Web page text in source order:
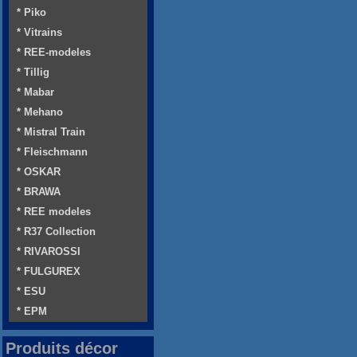
* Piko
* Vitrains
* REE-modeles
* Tillig
* Mabar
* Mehano
* Mistral Train
* Fleischmann
* OSKAR
* BRAWA
* REE modeles
* R37 Collection
* RIVAROSSI
* FULGUREX
* ESU
* EPM
Produits décor